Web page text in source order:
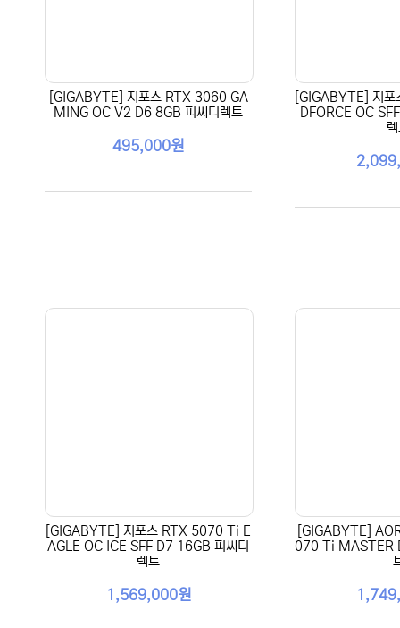
[GIGABYTE] 지포스 RTX 3060 GA
MING OC V2 D6 8GB 피씨디렉트
495,000원
[GIGABYTE] 지
DFORCE OC
[GIGABYTE] 지포스 RTX 5070 Ti E
AGLE OC ICE SFF D7 16GB 피씨디
렉트
1,569,000원
[GIGABYTE]
070 Ti MASTER